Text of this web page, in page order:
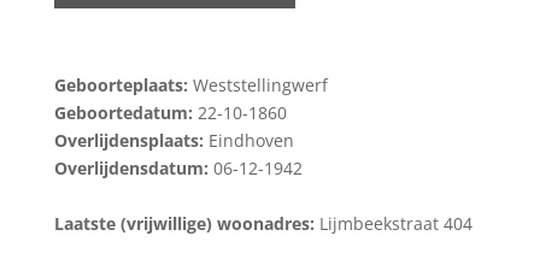
Geboorteplaats: Weststellingwerf
Geboortedatum: 22-10-1860
Overlijdensplaats: Eindhoven
Overlijdensdatum: 06-12-1942
Laatste (vrijwillige) woonadres: Lijmbeekstraat 404